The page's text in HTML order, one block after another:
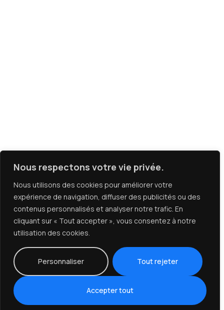
Nous respectons votre vie privée.
Nous utilisons des cookies pour améliorer votre
expérience de navigation, diffuser des publicités ou des
contenus personnalisés et analyser notre trafic. En
cliquant sur « Tout accepter », vous consentez à notre
utilisation des cookies.
Personnaliser Tout rejeter
Accepter tout